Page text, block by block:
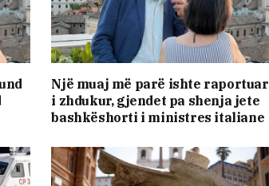
Një muaj më parë ishte raportuar
i zhdukur, gjendet pa shenja jete
bashkëshorti i ministres italiane